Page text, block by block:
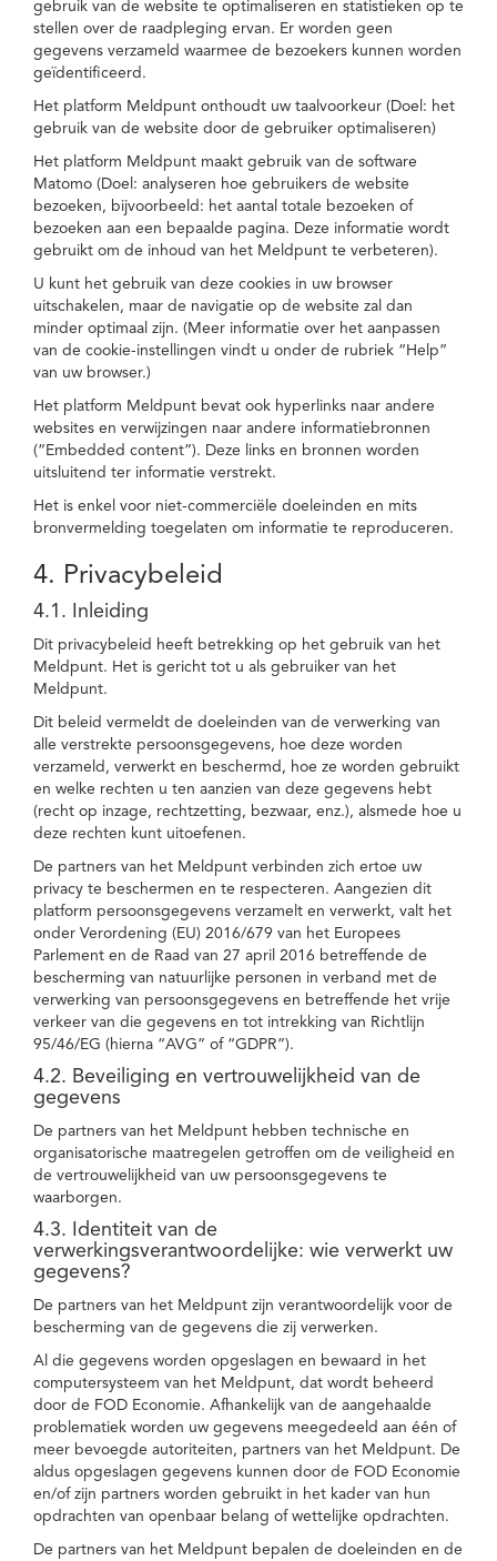
gebruik van de website te optimaliseren en statistieken op te
stellen over de raadpleging ervan. Er worden geen
gegevens verzameld waarmee de bezoekers kunnen worden
geïdentificeerd.
Het platform Meldpunt onthoudt uw taalvoorkeur (Doel: het
gebruik van de website door de gebruiker optimaliseren)
Het platform Meldpunt maakt gebruik van de software
Matomo (Doel: analyseren hoe gebruikers de website
bezoeken, bijvoorbeeld: het aantal totale bezoeken of
bezoeken aan een bepaalde pagina. Deze informatie wordt
gebruikt om de inhoud van het Meldpunt te verbeteren).
U kunt het gebruik van deze cookies in uw browser
uitschakelen, maar de navigatie op de website zal dan
minder optimaal zijn. (Meer informatie over het aanpassen
van de cookie-instellingen vindt u onder de rubriek “Help”
van uw browser.)
Het platform Meldpunt bevat ook hyperlinks naar andere
websites en verwijzingen naar andere informatiebronnen
(“Embedded content”). Deze links en bronnen worden
uitsluitend ter informatie verstrekt.
Het is enkel voor niet-commerciële doeleinden en mits
bronvermelding toegelaten om informatie te reproduceren.
4. Privacybeleid
4.1. Inleiding
Dit privacybeleid heeft betrekking op het gebruik van het
Meldpunt. Het is gericht tot u als gebruiker van het
Meldpunt.
Dit beleid vermeldt de doeleinden van de verwerking van
alle verstrekte persoonsgegevens, hoe deze worden
verzameld, verwerkt en beschermd, hoe ze worden gebruikt
en welke rechten u ten aanzien van deze gegevens hebt
(recht op inzage, rechtzetting, bezwaar, enz.), alsmede hoe u
deze rechten kunt uitoefenen.
De partners van het Meldpunt verbinden zich ertoe uw
privacy te beschermen en te respecteren. Aangezien dit
platform persoonsgegevens verzamelt en verwerkt, valt het
onder Verordening (EU) 2016/679 van het Europees
Parlement en de Raad van 27 april 2016 betreffende de
bescherming van natuurlijke personen in verband met de
verwerking van persoonsgegevens en betreffende het vrije
verkeer van die gegevens en tot intrekking van Richtlijn
95/46/EG (hierna “AVG” of “GDPR”).
4.2. Beveiliging en vertrouwelijkheid van de
gegevens
De partners van het Meldpunt hebben technische en
organisatorische maatregelen getroffen om de veiligheid en
de vertrouwelijkheid van uw persoonsgegevens te
waarborgen.
4.3. Identiteit van de
verwerkingsverantwoordelijke: wie verwerkt uw
gegevens?
De partners van het Meldpunt zijn verantwoordelijk voor de
bescherming van de gegevens die zij verwerken.
Al die gegevens worden opgeslagen en bewaard in het
computersysteem van het Meldpunt, dat wordt beheerd
door de FOD Economie. Afhankelijk van de aangehaalde
problematiek worden uw gegevens meegedeeld aan één of
meer bevoegde autoriteiten, partners van het Meldpunt. De
aldus opgeslagen gegevens kunnen door de FOD Economie
en/of zijn partners worden gebruikt in het kader van hun
opdrachten van openbaar belang of wettelijke opdrachten.
De partners van het Meldpunt bepalen de doeleinden en de